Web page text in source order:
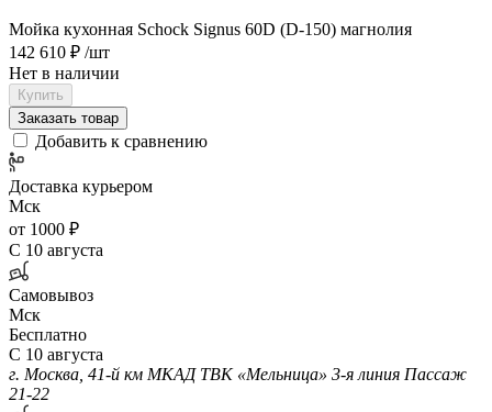
Мойка кухонная Schock Signus 60D (D-150) магнолия
142 610 ₽ /шт
Нет в наличии
Купить
Заказать товар
Добавить к сравнению
Доставка курьером
Мск
от 1000 ₽
С 10 августа
Самовывоз
Мск
Бесплатно
С 10 августа
г. Москва, 41-й км МКАД ТВК «Мельница» 3-я линия Пассаж
21-22